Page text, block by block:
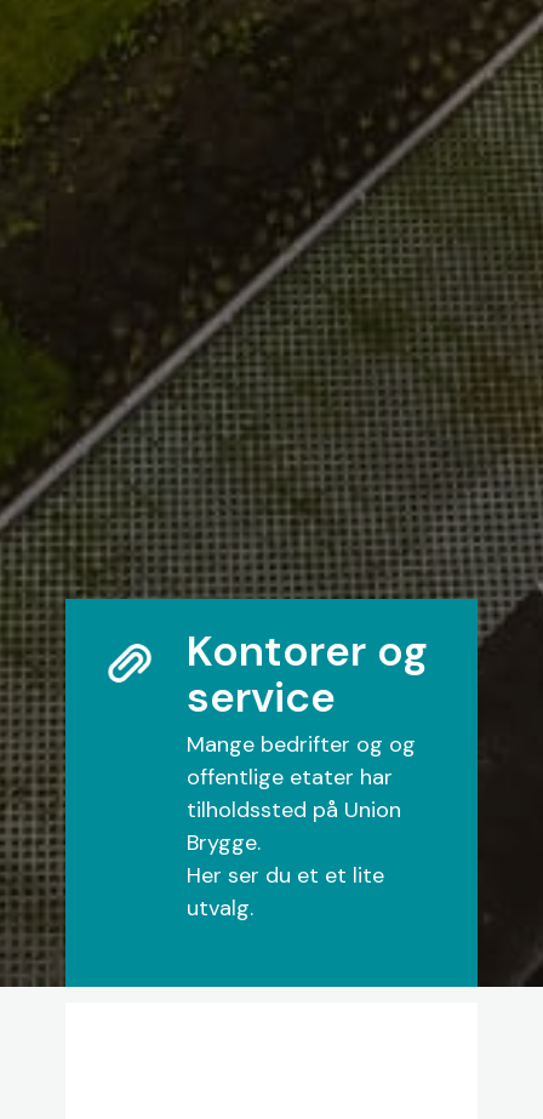
Kontorer og
service
Mange bedrifter og og
offentlige etater har
tilholdssted på Union
Brygge.
Her ser du et et lite
utvalg.